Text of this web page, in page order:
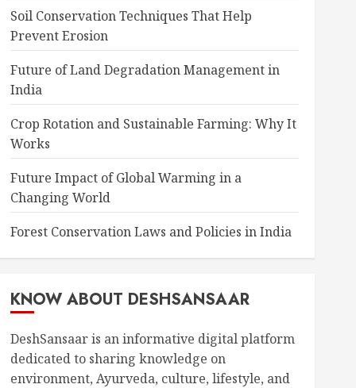
Soil Conservation Techniques That Help
Prevent Erosion
Future of Land Degradation Management in
India
Crop Rotation and Sustainable Farming: Why It
Works
Future Impact of Global Warming in a
Changing World
Forest Conservation Laws and Policies in India
KNOW ABOUT DESHSANSAAR
DeshSansaar is an informative digital platform
dedicated to sharing knowledge on
environment, Ayurveda, culture, lifestyle, and